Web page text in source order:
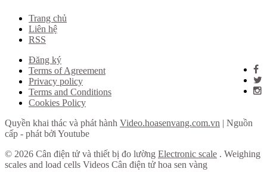
Trang chủ
Liên hệ
RSS
Đăng ký
Terms of Agreement
Privacy policy
Terms and Conditions
Cookies Policy
Quyền khai thác và phát hành Video.hoasenvang.com.vn | Nguồn
cấp - phát bởi Youtube
© 2026 Cân điện tử và thiết bị đo lường Electronic scale . Weighing
scales and load cells Videos Cân điện tử hoa sen vàng